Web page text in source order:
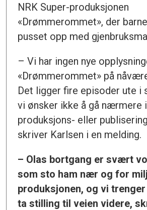
NRK Super-produksjonen
«Drømmerommet», der
pusset opp med
– Vi har ingen nye
«Drømmerommet» på
Det ligger fire episoder ute i
vi ønsker ikke å gå nærmere
produksjons- eller
skriver Karlsen i en melding.
– Olas bortgang er svært
som sto ham nær og for
produksjonen, og vi
ta stilling til veien videre,